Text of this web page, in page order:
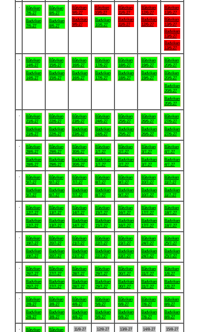
Båtviken
7/6-27
Badviken
7/6-27
Båtviken
8/6-27
Badviken
8/6-27
Båtviken
9/6-27
Badviken
9/6-27
Båtviken
10/6-27
Badviken
10/6-27
Båtviken
11/6-27
Badviken
11/6-27
Båtviken
12/6-27
Badviken
12/6-27
Båtviken
13/6-27
Båtviken
13/6-27
Badviken
13/6-27
Badviken
13/6-27
Båtviken
14/6-27
Badviken
14/6-27
Båtviken
15/6-27
Badviken
15/6-27
Båtviken
16/6-27
Badviken
16/6-27
Båtviken
17/6-27
Badviken
17/6-27
Båtviken
18/6-27
Badviken
18/6-27
Båtviken
19/6-27
Badviken
19/6-27
Båtviken
20/6-27
Båtviken
20/6-27
Badviken
20/6-27
Badviken
20/6-27
Båtviken
21/6-27
Badviken
21/6-27
Båtviken
22/6-27
Badviken
22/6-27
Båtviken
23/6-27
Badviken
23/6-27
Båtviken
24/6-27
Badviken
24/6-27
Båtviken
25/6-27
Badviken
25/6-27
Båtviken
26/6-27
Badviken
26/6-27
Båtviken
27/6-27
Badviken
27/6-27
Båtviken
28/6-27
Badviken
28/6-27
Båtviken
29/6-27
Badviken
29/6-27
Båtviken
30/6-27
Badviken
30/6-27
Båtviken
1/7-27
Badviken
1/7-27
Båtviken
2/7-27
Badviken
2/7-27
Båtviken
3/7-27
Badviken
3/7-27
Båtviken
4/7-27
Badviken
4/7-27
Båtviken
5/7-27
Badviken
5/7-27
Båtviken
6/7-27
Badviken
6/7-27
Båtviken
7/7-27
Badviken
7/7-27
Båtviken
8/7-27
Badviken
8/7-27
Båtviken
9/7-27
Badviken
9/7-27
Båtviken
10/7-27
Badviken
10/7-27
Båtviken
11/7-27
Badviken
11/7-27
Båtviken
12/7-27
Badviken
12/7-27
Båtviken
13/7-27
Badviken
13/7-27
Båtviken
14/7-27
Badviken
14/7-27
Båtviken
15/7-27
Badviken
15/7-27
Båtviken
16/7-27
Badviken
16/7-27
Båtviken
17/7-27
Badviken
17/7-27
Båtviken
18/7-27
Badviken
18/7-27
Båtviken
19/7-27
Badviken
19/7-27
Båtviken
20/7-27
Badviken
20/7-27
Båtviken
21/7-27
Badviken
21/7-27
Båtviken
22/7-27
Badviken
22/7-27
Båtviken
23/7-27
Badviken
23/7-27
Båtviken
24/7-27
Badviken
24/7-27
Båtviken
25/7-27
Badviken
25/7-27
Båtviken
26/7-27
Badviken
26/7-27
Båtviken
27/7-27
Badviken
27/7-27
Båtviken
28/7-27
Badviken
28/7-27
Båtviken
29/7-27
Badviken
29/7-27
Båtviken
30/7-27
Badviken
30/7-27
Båtviken
31/7-27
Badviken
31/7-27
Båtviken
1/8-27
Badviken
1/8-27
Båtviken
2/8-27
Badviken
2/8-27
Båtviken
3/8-27
Badviken
3/8-27
Båtviken
4/8-27
Badviken
4/8-27
Båtviken
5/8-27
Badviken
5/8-27
Båtviken
6/8-27
Badviken
6/8-27
Båtviken
7/8-27
Badviken
7/8-27
Båtviken
8/8-27
Badviken
8/8-27
Båtviken
Båtviken
11/8-27 12/8-27 13/8-27 14/8-27 15/8-27